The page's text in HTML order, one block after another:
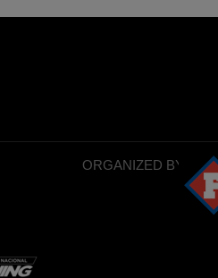
ORGANIZED BY